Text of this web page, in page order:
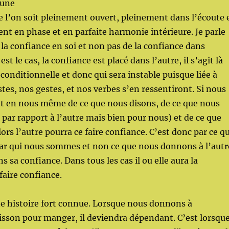
l’on soit pleinement ouvert, pleinement dans l’écoute
en phase et en parfaite harmonie intérieure. Je parle
confiance en soi et non pas de la confiance dans
le cas, la confiance est placé dans l’autre, il s’agit là
et donc qui sera instable puisque liée à
nos gestes, et nos verbes s’en ressentiront. Si nous
nous même de ce que nous disons, de ce que nous
rapport à l’autre mais bien pour nous) et de ce que
l’autre pourra ce faire confiance. C’est donc par ce
qui nous sommes et non ce que nous donnons à
sa confiance. Dans tous les cas il ou elle aura la
confiance.
histoire fort connue. Lorsque nous donnons à
pour manger, il deviendra dépendant. C’est